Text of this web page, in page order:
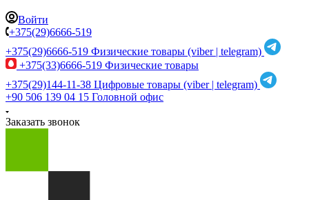
Войти
+375(29)6666-519
+375(29)6666-519 Физические товары (viber | telegram)
+375(33)6666-519 Физические товары
+375(29)144-11-38 Цифровые товары (viber | telegram)
+90 506 139 04 15 Головной офис
Заказать звонок